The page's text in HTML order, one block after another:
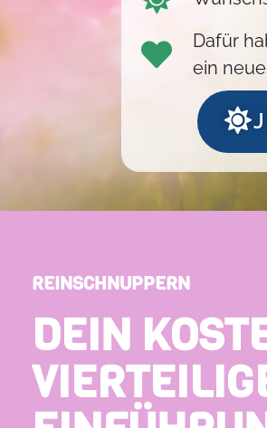
Dafür
ein
REINSCHNUPPERN
DEIN